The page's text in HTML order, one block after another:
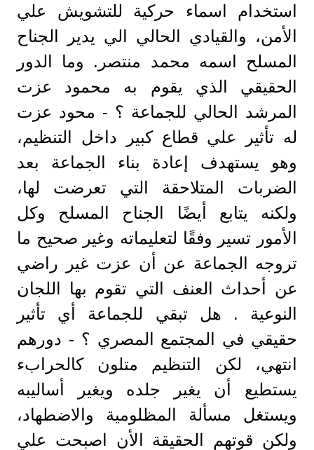
استخدام اسماء حركية للتشويش علي
الأمن، والقيادي الحالي الي يدير الجناح
المسلح اسمه محمد منتصر. وما الدور
الحقيقي الذي يقوم به محمود عزت
المرشد الحالي للجماعة ؟ - محود عزت
له تأثير علي قطاع كبير داخل التنظيم،
وهو يستهدف إعادة بناء الجماعة بعد
الضربات المتلاحقة التي تعرضت لها،
ولكنه يتابع أيضًا الجناح المسلح وكل
الأمور تسير وفقًا لتعليماته وغير صحيح ما
تروجه الجماعة عن أن عزت غير راضي
عن أحداث العنف التي تقوم بها اللجان
النوعية . هل تبقي للجماعة أي تأثير
حقيقي في المجتمع المصري ؟ - دورهم
انتهي، لكن التنظيم متلون كالحرابء
يستطيع أن يغير جلده ويغير أساليبه
ويستغل مسألة المظلومية والاضطهاد،
ولكن قوتهم الحقيقة الأن اصبحت علي